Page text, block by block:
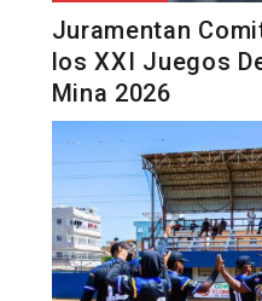
Juramentan
los XXI Juegos
Mina 2026